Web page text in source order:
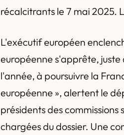
récalcitrants le 7 mai 2025.
L'exécutif européen
européenne s'apprête,
l'année, à poursuivre la
européenne », alertent le
présidents des
chargées du dossier. Une